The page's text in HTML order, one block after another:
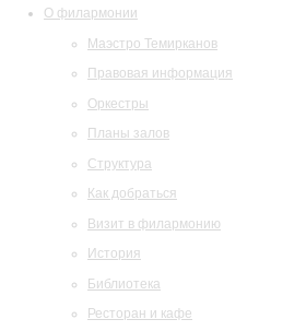
О филармонии
Маэстро Темирканов
Правовая информация
Оркестры
Планы залов
Структура
Как добраться
Визит в филармонию
История
Библиотека
Ресторан и кафе